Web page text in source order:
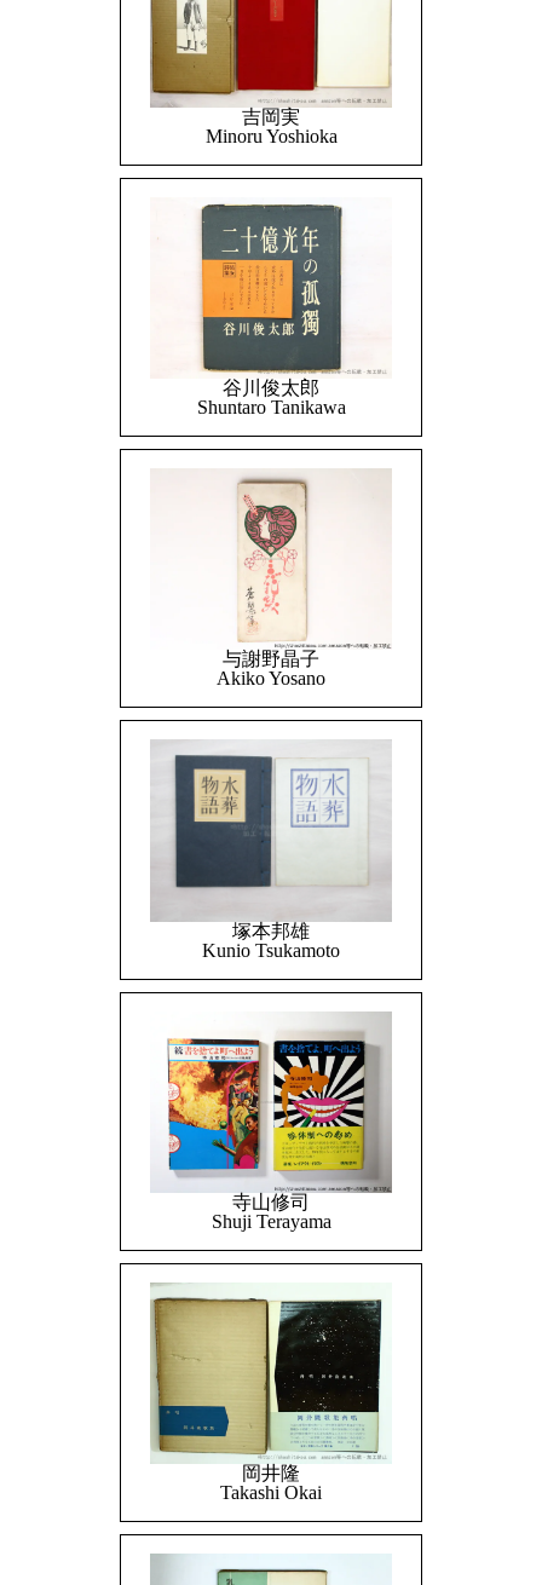
吉岡実
Minoru Yoshioka
谷川俊太郎
Shuntaro Tanikawa
与謝野晶子
Akiko Yosano
塚本邦雄
Kunio Tsukamoto
寺山修司
Shuji Terayama
岡井隆
Takashi Okai